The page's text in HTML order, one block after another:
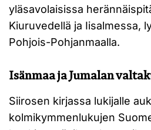
yläsavolaisissa
Kiuruvedellä ja Iisalmessa,
Pohjois-Pohjanmaalla.
Isänmaa ja Jumalan
Siirosen kirjassa lukijalle
kolmikymmenlukujen